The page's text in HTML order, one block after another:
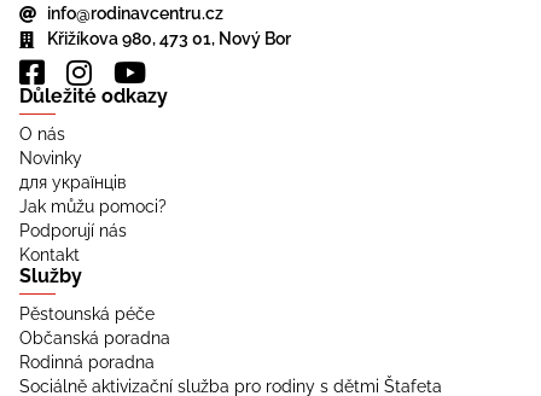
info@rodinavcentru.cz
Křižíkova 980, 473 01, Nový Bor
Důležité odkazy
O nás
Novinky
для українців
Jak můžu pomoci?
Podporují nás
Kontakt
Služby
Pěstounská péče
Občanská poradna
Rodinná poradna
Sociálně aktivizační služba pro rodiny s dětmi Štafeta